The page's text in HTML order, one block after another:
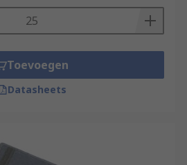
Toevoegen
Datasheets